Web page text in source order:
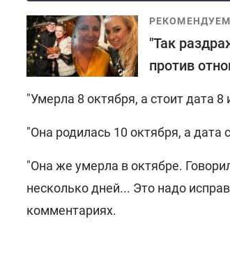
"Так
против
"Умерла 8 октября, а стоит дата 8
"Она родилась 10 октября, а дата
"Она же умерла в октябре.
несколько дней... Это надо
комментариях.